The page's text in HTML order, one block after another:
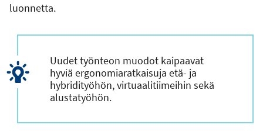
luonnetta.
Uudet työnteon muodot kaipaavat
hyviä ergonomiaratkaisuja etä- ja
hybridityöhön, virtuaalitiimeihin sekä
alustatyöhön.